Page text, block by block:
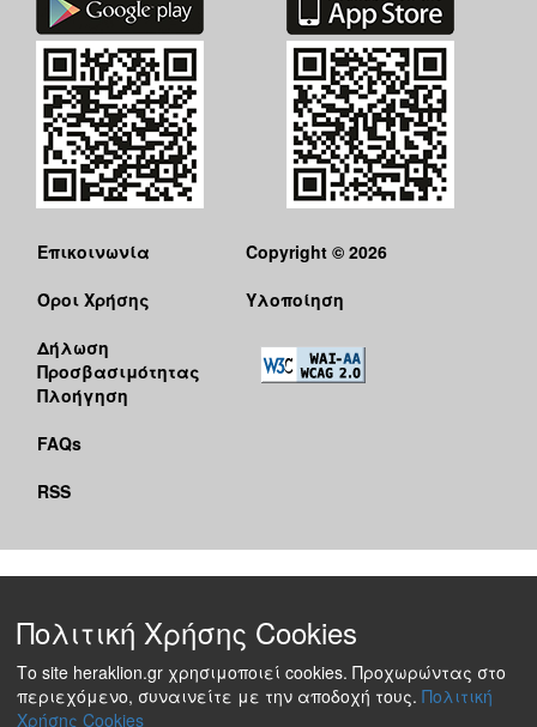
Επικοινωνία
Όροι Χρήσης
Δήλωση
Προσβασιμότητας
Πλοήγηση
FAQs
RSS
Copyright © 2026
Υλοποίηση
Πολιτική Χρήσης Cookies
Το site heraklion.gr χρησιμοποιεί cookies. Προχωρώντας στο
περιεχόμενο, συναινείτε με την αποδοχή τους. Πολιτική
Χρήσης Cookies